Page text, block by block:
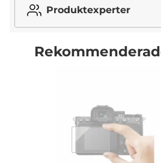
Produktexperter